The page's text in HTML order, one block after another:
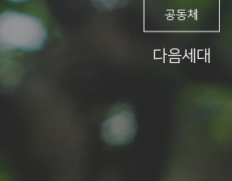
공동체
다음세대